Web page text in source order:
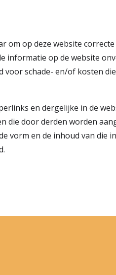
om op deze website
informatie op de website
voor schade- en/of kosten
en dergelijke in de
die door derden worden
vorm en de inhoud van